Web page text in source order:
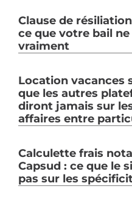
Clause de
ce que votre bail
vraiment
Location vacances
que les autres
diront jamais sur
affaires entre
Calculette frais
Capsud : ce que le
pas sur les